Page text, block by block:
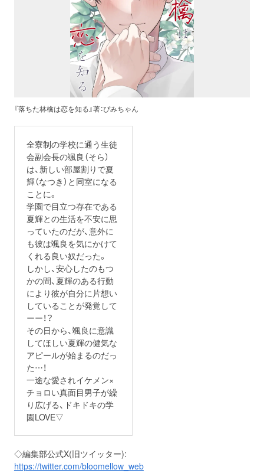
『落ちた林檎は恋を知る』著：ぴみちゃん
全寮制の学校に通う生徒
会副会長の颯良（そら）
は、新しい部屋割りで夏
輝（なつき）と同室になる
ことに。
学園で目立つ存在である
夏輝との生活を不安に思
っていたのだが、意外に
も彼は颯良を気にかけて
くれる良い奴だった。
しかし、安心したのもつ
かの間、夏輝のある行動
により彼が自分に片想い
していることが発覚して
ーー！？
その日から、颯良に意識
してほしい夏輝の健気な
アピールが始まるのだっ
た…！
一途な愛されイケメン×
チョロい真面目男子が繰
り広げる、ドキドキの学
園LOVE▽
◇編集部公式X(旧ツイッター):
https://twitter.com/bloomellow_web